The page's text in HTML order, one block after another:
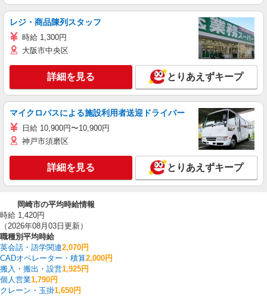
レジ・商品陳列スタッフ
時給 1,300円
大阪市中央区
詳細を見る とりあえずキープ
マイクロバスによる施設利用者送迎ドライバー
日給 10,900円〜10,900円
神戸市須磨区
詳細を見る とりあえずキープ
岡崎市の平均時給情報
時給 1,420円
（2026年08月03日更新）
職種別平均時給
英会話・語学関連2,070円
CADオペレーター・積算2,000円
搬入・搬出・設営1,925円
個人営業1,790円
クレーン・玉掛1,650円